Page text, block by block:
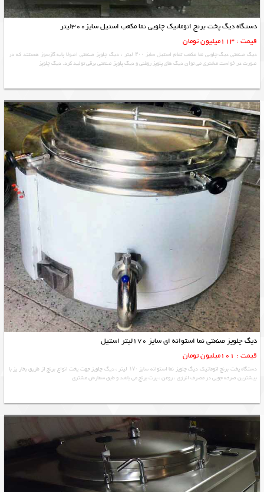
دستگاه دیگ پخت برنج اتوماتیک چلویی نما مکعب استیل سایز300لیتر
قیمت : 113میلیون تومان
دیگ صنعتی دیگ چلویی نما مکعب تمام استیل سایز ۳۰۰ لیتر ، دیگ چلوپز صنعتی اصولا پایه گازسوز هستند که در
صورت در خواست مشتری می توان دیگ های پلوپز روغنی و دیگ پلوپز صنعتی برقی تولید کرد. دیگ چلوپز
دیگ چلوپز صنعتی نما استوانه ای سایز 170لیتر استیل
قیمت : 101میلیون تومان
دستگاه پخت برنج اتوماتیک دیگ چلوپز نما استوانه سایز ۱۷۰ لیتر ، دیگ چلوپز جهت پخت انواع برنج از طریق بخار پز با
بیشترین صرفه جویی در مصرف انرژی ، روغن ، پرت برنج می باشد و طبق سفارش مشتری